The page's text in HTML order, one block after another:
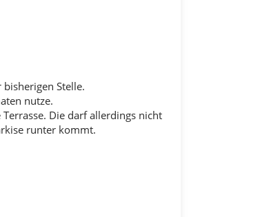
Stelle.
nutze.
Die darf allerdings nicht
runter kommt.